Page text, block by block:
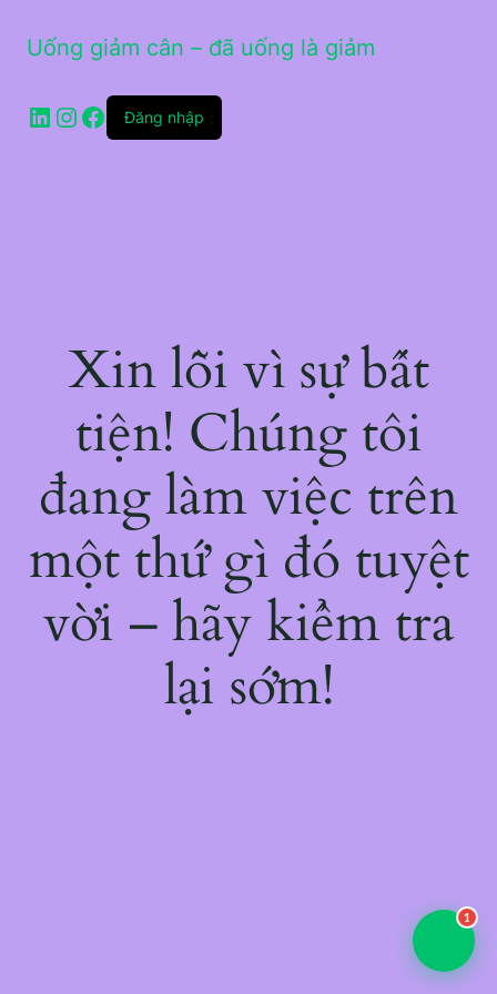
Uống giảm cân – đã uống là giảm
LinkedIn
Instagram
Facebook
Đăng nhập
Xin lỗi vì sự bất
tiện! Chúng tôi
đang làm việc trên
một thứ gì đó tuyệt
vời – hãy kiểm tra
lại sớm!
1